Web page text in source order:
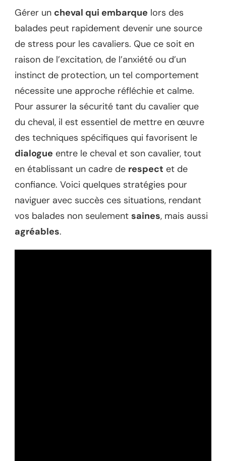
Gérer un cheval qui embarque lors des
balades peut rapidement devenir une source
de stress pour les cavaliers. Que ce soit en
raison de l’excitation, de l’anxiété ou d’un
instinct de protection, un tel comportement
nécessite une approche réfléchie et calme.
Pour assurer la sécurité tant du cavalier que
du cheval, il est essentiel de mettre en œuvre
des techniques spécifiques qui favorisent le
dialogue entre le cheval et son cavalier, tout
en établissant un cadre de respect et de
confiance. Voici quelques stratégies pour
naviguer avec succès ces situations, rendant
vos balades non seulement saines, mais aussi
agréables.